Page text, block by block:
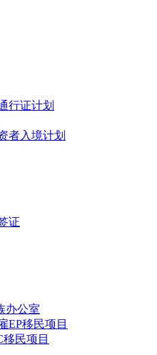
行证计划
者入境计划
证
办公室
EP移民项目
民项目